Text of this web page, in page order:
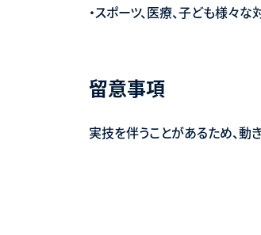
・スポーツ、医療、子ども様々
留意事項
実技を伴うことがあるため、動